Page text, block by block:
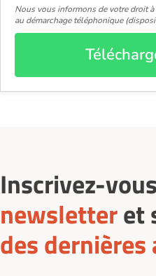
Nous vous informons de votre droit
au démarchage téléphonique
Inscrivez-
newsletteret
des